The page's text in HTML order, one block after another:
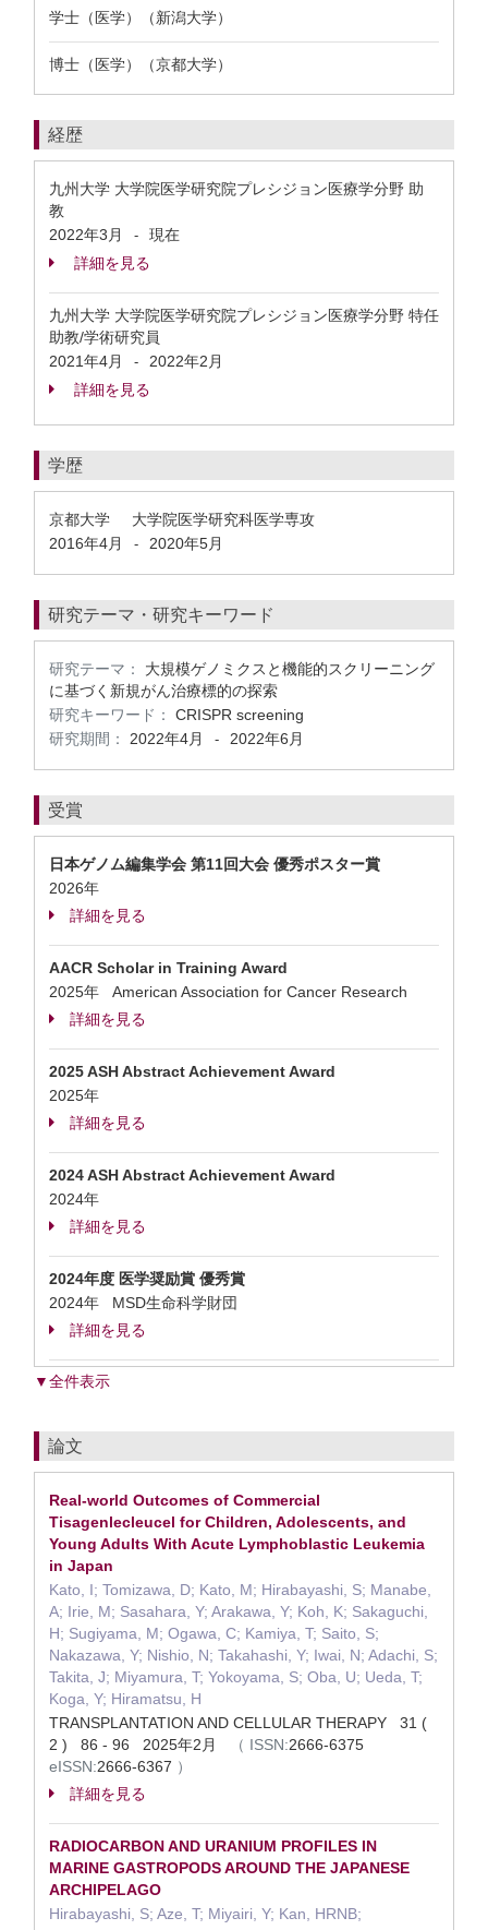
学士（医学）（新潟大学）
博士（医学）（京都大学）
経歴
九州大学 大学院医学研究院プレシジョン医療学分野 助
教
2022年3月
-
現在
詳細を見る
九州大学 大学院医学研究院プレシジョン医療学分野 特任
助教/学術研究員
2021年4月
-
2022年2月
詳細を見る
学歴
京都大学 大学院医学研究科医学専攻
2016年4月
- 2020年5月
研究テーマ・研究キーワード
研究テーマ：
大規模ゲノミクスと機能的スクリーニング
に基づく新規がん治療標的の探索
研究キーワード：
CRISPR screening
研究期間：
2022年4月 - 2022年6月
受賞
日本ゲノム編集学会 第11回大会 優秀ポスター賞
2026年
詳細を見る
AACR Scholar in Training Award
2025年 American Association for Cancer Research
詳細を見る
2025 ASH Abstract Achievement Award
2025年
詳細を見る
2024 ASH Abstract Achievement Award
2024年
詳細を見る
2024年度 医学奨励賞 優秀賞
2024年 MSD生命科学財団
詳細を見る
▼全件表示
論文
Real-world Outcomes of Commercial
Tisagenlecleucel for Children, Adolescents, and
Young Adults With Acute Lymphoblastic Leukemia
in Japan
Kato, I; Tomizawa, D; Kato, M; Hirabayashi, S; Manabe,
A; Irie, M; Sasahara, Y; Arakawa, Y; Koh, K; Sakaguchi,
H; Sugiyama, M; Ogawa, C; Kamiya, T; Saito, S;
Nakazawa, Y; Nishio, N; Takahashi, Y; Iwai, N; Adachi, S;
Takita, J; Miyamura, T; Yokoyama, S; Oba, U; Ueda, T;
Koga, Y; Hiramatsu, H
TRANSPLANTATION AND CELLULAR THERAPY 31 (
2 ) 86 - 96 2025年2月
（ ISSN:2666-6375
eISSN:2666-6367 ）
詳細を見る
RADIOCARBON AND URANIUM PROFILES IN
MARINE GASTROPODS AROUND THE JAPANESE
ARCHIPELAGO
Hirabayashi, S; Aze, T; Miyairi, Y; Kan, HRNB;